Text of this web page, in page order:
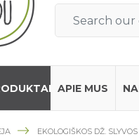
APIE MUS
EKOLOGIŠKOS DŽ. SLYVOS